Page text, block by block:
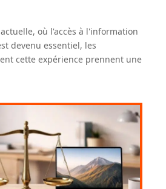
où l'accès à l'information
devenu essentiel, les
cette expérience prennent une